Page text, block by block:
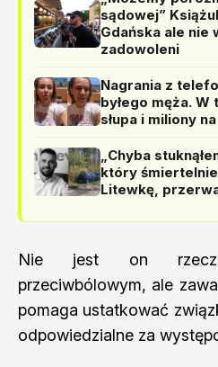
sądowej”
Gdańska ale nie
zadowoleni
Nagrania z
byłego męża.
słupa i miliony
„Chyba
który śmiertelnie
Litewkę,
Nie jest on rzecz
przeciwbólowym, ale
pomaga ustatkować
odpowiedzialne za